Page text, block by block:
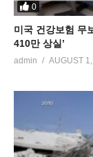
0
미국 건강보험 무
410만 상실’
admin AUGUST